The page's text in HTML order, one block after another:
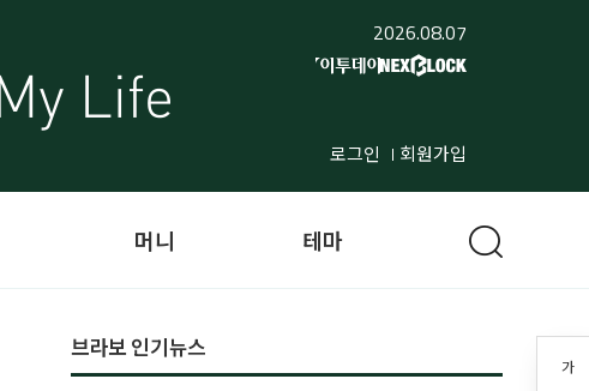
2026.08.07
로그인 회원가입
가
머니 테마
브라보 인기뉴스